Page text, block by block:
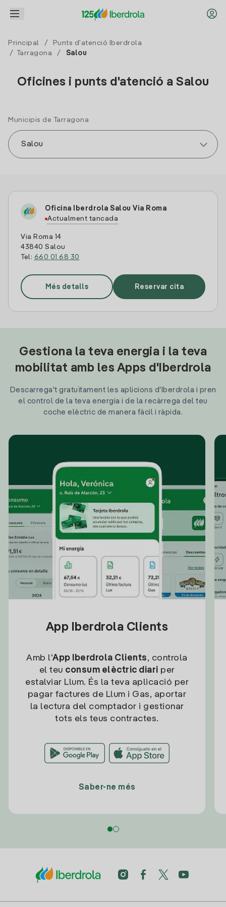
Principal /
Punts d'atenció Iberdrola
/
Tarragona / Salou
Oficines i punts d'atenció a Salou
Municipis de Tarragona
Oficina Iberdrola Salou Via Roma
Actualment tancada
Via Roma 14
43840 Salou
Tel: 660 01 68 30
Més detalls Reservar cita
Gestiona la teva energia i la teva
mobilitat amb les Apps d'Iberdrola
Descarrega't gratuïtament les aplicions d'Iberdrola i pren
el control de la teva energia i de la recàrrega del teu
coche elèctric de manera fàcil i ràpida.
App Iberdrola Clients
Amb l'App Iberdrola Clients, controla
el teu consum elèctric diari per
estalviar Llum. És la teva aplicació per
pagar factures de Llum i Gas, aportar
la lectura del comptador i gestionar
tots els teus contractes.
Saber-ne més